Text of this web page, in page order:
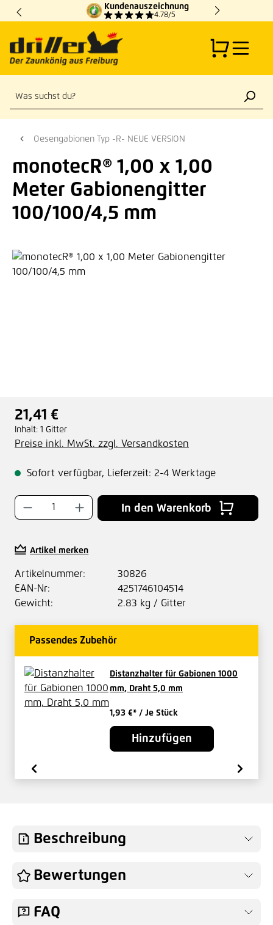
Zum Hauptinhalt springen
Kundenauszeichnung
4.78/5
Oesengabionen Typ -R- NEUE VERSION
monotecR® 1,00 x 1,00
Meter Gabionengitter
100/100/4,5 mm
Bildergalerie überspringen
Regulärer Preis:
21,41 €
Inhalt: 1 Gitter
Preise inkl. MwSt. zzgl. Versandkosten
Sofort verfügbar, Lieferzeit: 2-4 Werktage
Produkt Anzahl: Gib den gewünschten
In den Warenkorb
Artikel merken
Artikelnummer:
30826
EAN-Nr:
4251746104514
Gewicht:
2.83 kg / Gitter
Passendes Zubehör
Distanzhalter für Gabionen 1000
mm, Draht 5,0 mm
1,93 €* / Je Stück
Hinzufügen
Beschreibung
Bewertungen
FAQ